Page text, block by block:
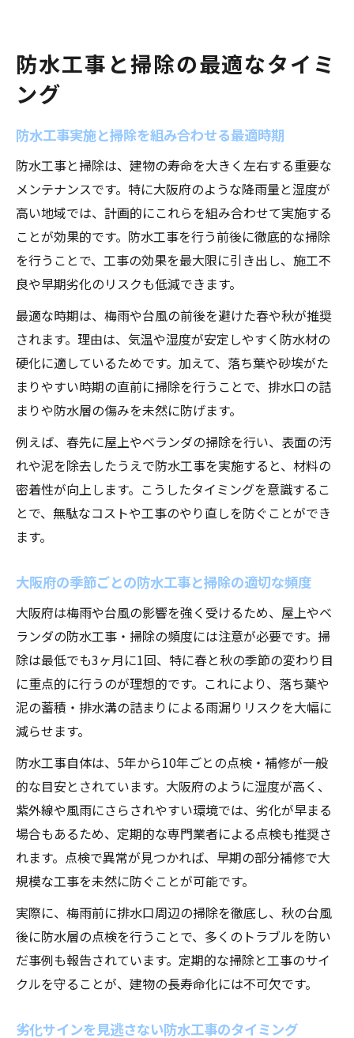
防水工事と掃除の最適なタイミ
ング
防水工事実施と掃除を組み合わせる最適時期
防水工事と掃除は、建物の寿命を大きく左右する重要な
メンテナンスです。特に大阪府のような降雨量と湿度が
高い地域では、計画的にこれらを組み合わせて実施する
ことが効果的です。防水工事を行う前後に徹底的な掃除
を行うことで、工事の効果を最大限に引き出し、施工不
良や早期劣化のリスクも低減できます。
最適な時期は、梅雨や台風の前後を避けた春や秋が推奨
されます。理由は、気温や湿度が安定しやすく防水材の
硬化に適しているためです。加えて、落ち葉や砂埃がた
まりやすい時期の直前に掃除を行うことで、排水口の詰
まりや防水層の傷みを未然に防げます。
例えば、春先に屋上やベランダの掃除を行い、表面の汚
れや泥を除去したうえで防水工事を実施すると、材料の
密着性が向上します。こうしたタイミングを意識するこ
とで、無駄なコストや工事のやり直しを防ぐことができ
ます。
大阪府の季節ごとの防水工事と掃除の適切な頻度
大阪府は梅雨や台風の影響を強く受けるため、屋上やベ
ランダの防水工事・掃除の頻度には注意が必要です。掃
除は最低でも3ヶ月に1回、特に春と秋の季節の変わり目
に重点的に行うのが理想的です。これにより、落ち葉や
泥の蓄積・排水溝の詰まりによる雨漏りリスクを大幅に
減らせます。
防水工事自体は、5年から10年ごとの点検・補修が一般
的な目安とされています。大阪府のように湿度が高く、
紫外線や風雨にさらされやすい環境では、劣化が早まる
場合もあるため、定期的な専門業者による点検も推奨さ
れます。点検で異常が見つかれば、早期の部分補修で大
規模な工事を未然に防ぐことが可能です。
実際に、梅雨前に排水口周辺の掃除を徹底し、秋の台風
後に防水層の点検を行うことで、多くのトラブルを防い
だ事例も報告されています。定期的な掃除と工事のサイ
クルを守ることが、建物の長寿命化には不可欠です。
劣化サインを見逃さない防水工事のタイミング